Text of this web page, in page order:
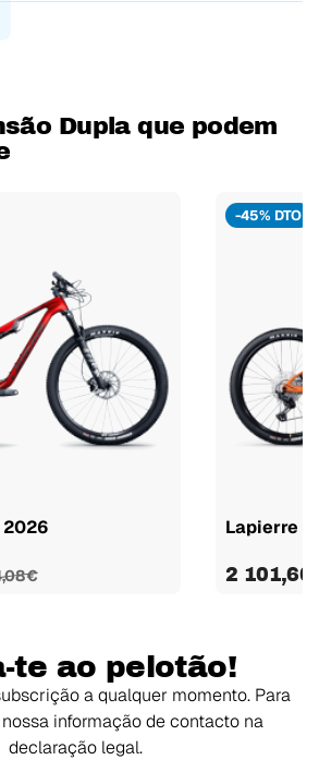
Dupla que podem
2026
€
-45% DTO
Lapierre
2 101,60
te ao pelotão!
a qualquer momento. Para
informação de contacto na
declaração legal.